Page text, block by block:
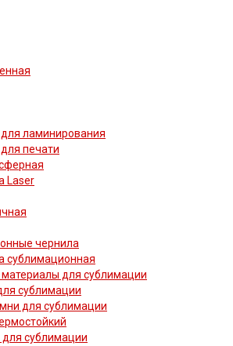
ламинирования
печати
Laser
чернила
сублимационная
для сублимации
сублимации
для сублимации
для сублимации